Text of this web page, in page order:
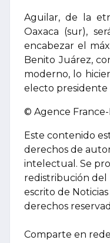
Aguilar, de la
Oaxaca (sur),
encabezar el
Benito Juárez,
moderno, lo
electo presidente
© Agence France-
Este contenido
derechos de
intelectual. Se
redistribución del
escrito de Noticias
derechos
Comparte en